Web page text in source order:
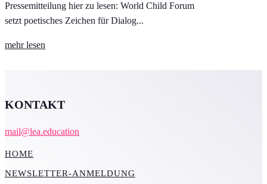
Pressemitteilung hier zu lesen: World Child Forum
setzt poetisches Zeichen für Dialog...
mehr lesen
KONTAKT
mail@lea.education
HOME
NEWSLETTER-ANMELDUNG